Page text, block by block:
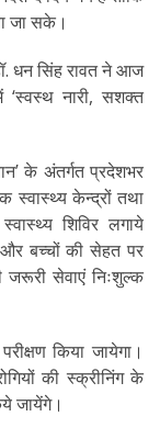
जा सके।
धन सिंह रावत ने आज
‘स्वस्थ नारी, सशक्त
के अंतर्गत प्रदेशभर
स्वास्थ्य केन्द्रों तथा
शिविर लगाये
बच्चों की सेहत पर
जरूरी सेवाएं निःशुल्क
किया जायेगा।
की स्क्रीनिंग के
जायेंगे।